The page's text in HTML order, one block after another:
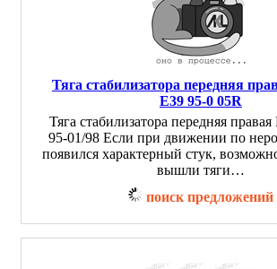
Тяга стабилизатора передняя
E39 95-0 05R
Тяга стабилизатора передняя
95-01/98 Если при движении по
появился характерный стук,
вышли тяги…
поиск предложений